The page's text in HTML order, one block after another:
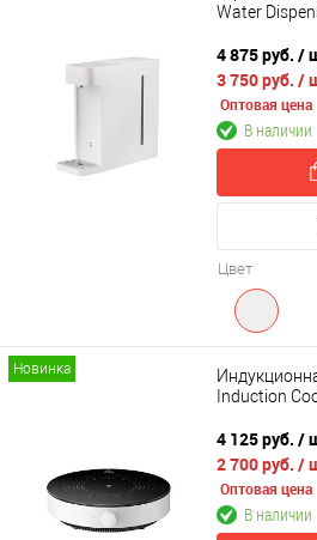
Water
4 875 руб. /
3 750 руб. /
Оптовая цена
В наличии
Цвет
Новинка
Induction
4 125 руб. /
2 700 руб. /
Оптовая цена
В наличии